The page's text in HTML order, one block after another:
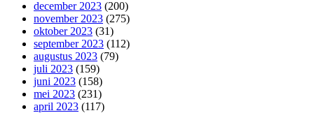
december 2023 (200)
november 2023 (275)
oktober 2023 (31)
september 2023 (112)
augustus 2023 (79)
juli 2023 (159)
juni 2023 (158)
mei 2023 (231)
april 2023 (117)